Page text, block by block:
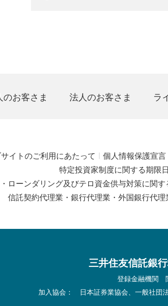
のお客さま 法人のお客さま ラ
イトのご利用にあたって 個人情報保護宣言
特定投資家制度に関する期限日
・ローンダリング及びテロ資金供与対策に関
信託契約代理業・銀行代理業・外国銀行代理
三井住友信託銀
登録金融機関
加入協会： 日本証券業協会、一般社団